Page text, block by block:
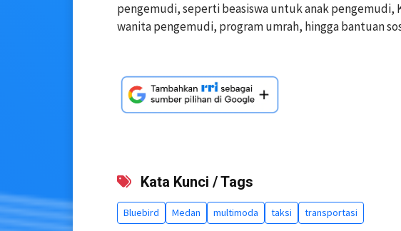
pengemudi, seperti beasiswa untuk anak
wanita pengemudi, program umrah, hingga bantuan
Kata Kunci / Tags
Bluebird Medan multimoda taksi transportasi